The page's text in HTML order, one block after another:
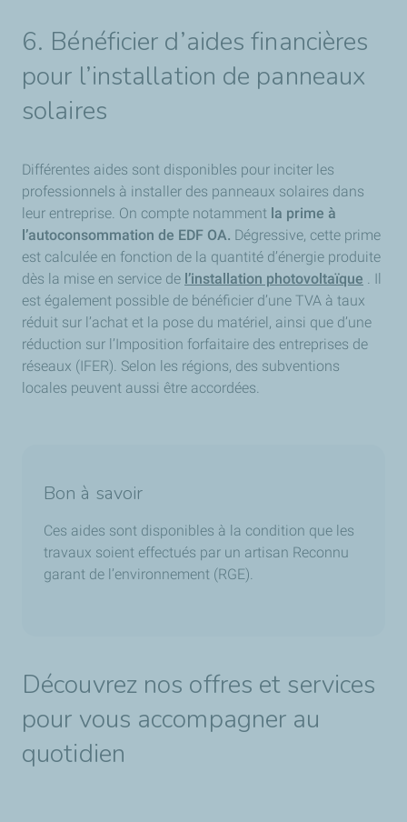
6. Bénéficier d’aides financières
pour l’installation de panneaux
solaires
Différentes aides sont disponibles pour inciter les
professionnels à installer des panneaux solaires dans
leur entreprise. On compte notamment la prime à
l’autoconsommation de EDF OA. Dégressive, cette prime
est calculée en fonction de la quantité d’énergie produite
dès la mise en service de l’installation photovoltaïque . Il
est également possible de bénéficier d’une TVA à taux
réduit sur l’achat et la pose du matériel, ainsi que d’une
réduction sur l’Imposition forfaitaire des entreprises de
réseaux (IFER). Selon les régions, des subventions
locales peuvent aussi être accordées.
Bon à savoir
Ces aides sont disponibles à la condition que les
travaux soient effectués par un artisan Reconnu
garant de l’environnement (RGE).
Découvrez nos offres et services
pour vous accompagner au
quotidien